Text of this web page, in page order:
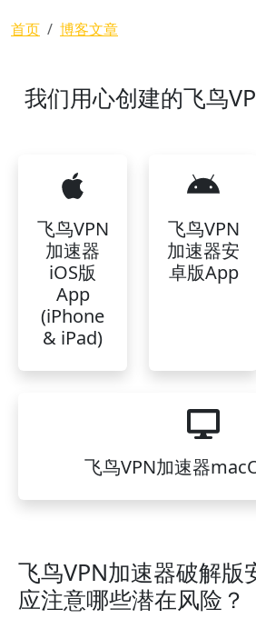
面包屑
首页 博客文章
我们用心创建的飞鸟
飞鸟VPN
加速器
iOS版
App
(iPhone
& iPad)
飞鸟VPN
加速器安
卓版App
飞鸟VPN加速器
飞鸟VPN加速器破解版
应注意哪些潜在风险？